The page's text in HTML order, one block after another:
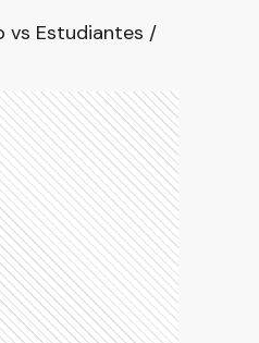
vs Estudiantes /